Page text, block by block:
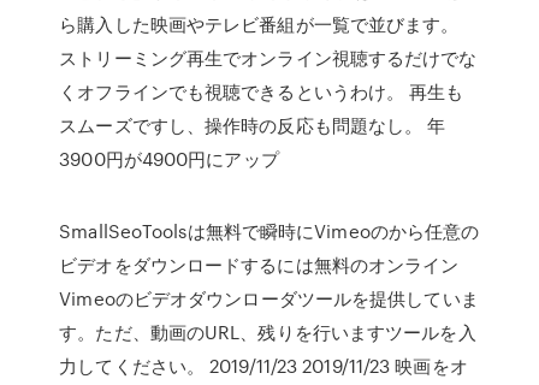
ら購入した映画やテレビ番組が一覧で並びます。
ストリーミング再生でオンライン視聴するだけでな
くオフラインでも視聴できるというわけ。 再生も
スムーズですし、操作時の反応も問題なし。 年
3900円が4900円にアップ
SmallSeoToolsは無料で瞬時にVimeoのから任意の
ビデオをダウンロードするには無料のオンライン
Vimeoのビデオダウンローダツールを提供していま
す。ただ、動画のURL、残りを行いますツールを入
力してください。 2019/11/23 2019/11/23 映画をオ